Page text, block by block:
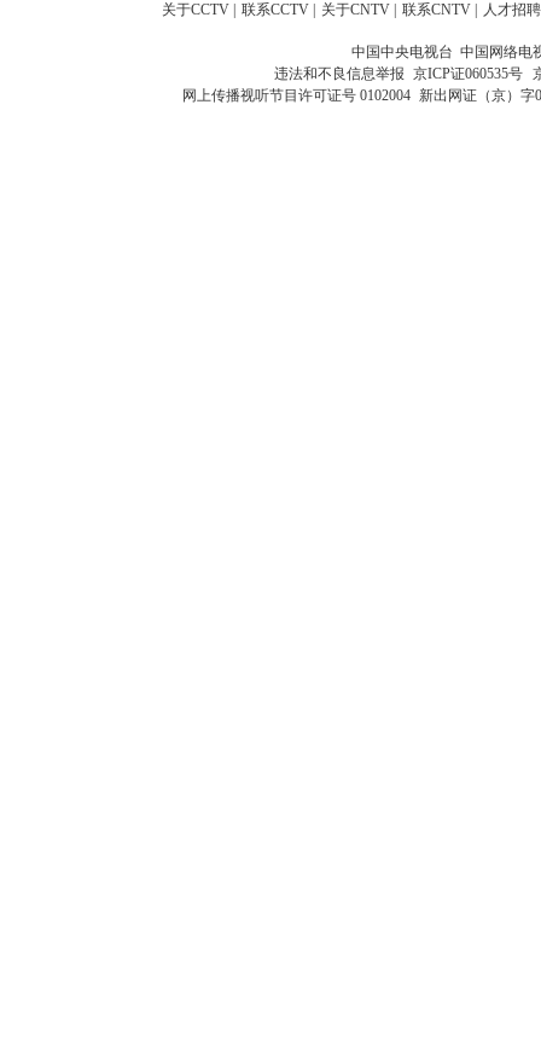
关于CCTV 联系CCTV 关于CNTV 联系CNTV 人才招聘
中国中央电视台 中国网络电
违法和不良信息举报 京ICP证060535号
网上传播视听节目许可证号 0102004 新出网证（京）